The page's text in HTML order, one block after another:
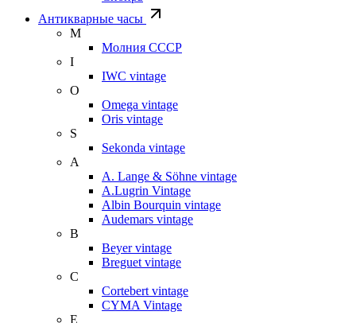
Антикварные часы
М
Молния СССР
I
IWC vintage
O
Omega vintage
Oris vintage
S
Sekonda vintage
A
A. Lange & Söhne vintage
A.Lugrin Vintage
Albin Bourquin vintage
Audemars vintage
B
Beyer vintage
Breguet vintage
C
Cortebert vintage
CYMA Vintage
E